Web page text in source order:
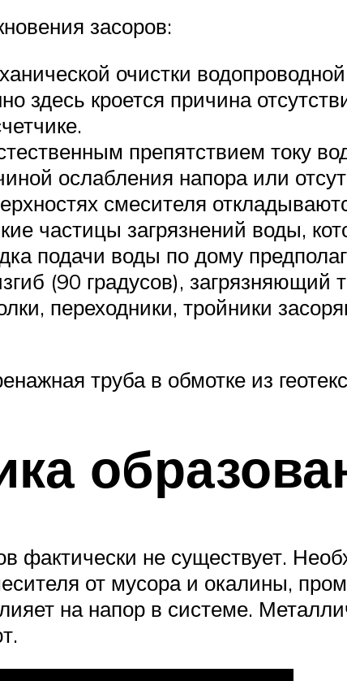
засоров:
очистки
здесь кроется причина
препятствием току
ослабления напора или
смесителя
частицы загрязнений воды,
подачи воды по дому
(90 градусов),
переходники, тройники
труба в обмотке из
фактически не существует.
от мусора и окалины,
на напор в системе.